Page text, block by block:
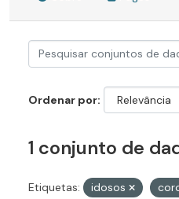
Ordenar por
1 conjunto de
Etiquetas: idosos